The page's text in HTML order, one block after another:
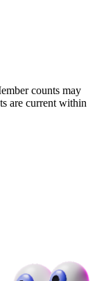
counts may
are current within